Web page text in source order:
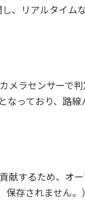
し、リアルタイム
メラセンサーで
なっており、路線
献するため、オ
存されません。）